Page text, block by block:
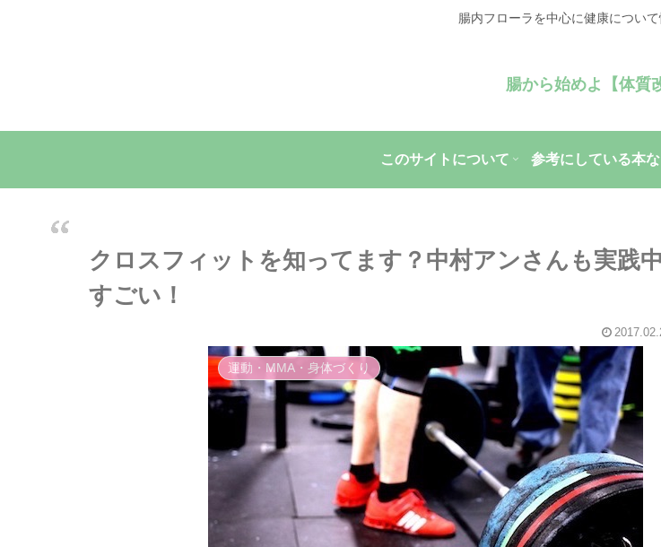
腸内フローラを中心に健康につい
腸から始めよ【体質
このサイトについて 参考にしている本
クロスフィットを知ってます？中村アンさんも実践
すごい！
運動・MMA・身体づくり